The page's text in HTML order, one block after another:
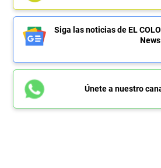
Siga las noticias de EL
News
Únete a nuestro